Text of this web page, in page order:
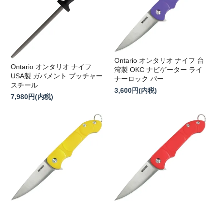
Ontario オンタリオ ナイフ
USA製 ガバメント ブッチャー
スチール
7,980円(内税)
Ontario オンタリオ ナイフ 台
湾製 OKC ナビゲーター ライ
ナーロック パー
3,600円(内税)